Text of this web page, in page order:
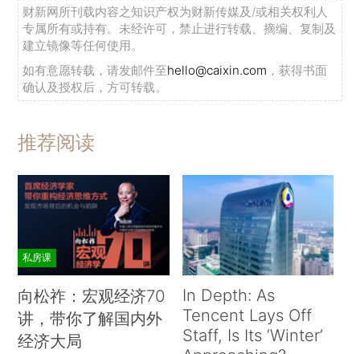
财新网所刊载内容之知识产权为财新传媒及/或相关权利人
专属所有或持有。未经许可，禁止进行转载、摘编、复制及
建立镜像等任何使用。
如有意愿转载，请发邮件至hello@caixin.com ，获得书面
确认及授权后，方可转载。
推荐阅读
私房课
向松祚：宏观经济70
讲，带你了解国内外
经济大局
In Depth: As
Tencent Lays Off
Staff, Is Its ‘Winter’